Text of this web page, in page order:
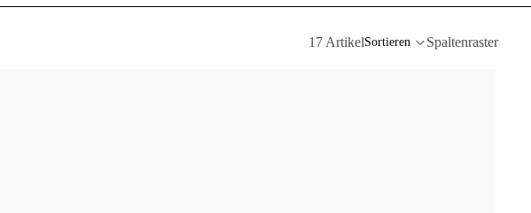
17 ArtikelSortieren Spaltenraster